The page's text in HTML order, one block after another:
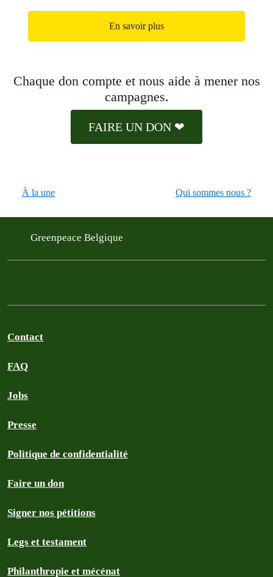
En savoir plus
Chaque don compte et nous aide à mener nos
campagnes.
FAIRE UN DON ❤
À la une Qui sommes nous ?
Greenpeace Belgique
Contact
FAQ
Jobs
Presse
Politique de confidentialité
Faire un don
Signer nos pétitions
Legs et testament
Philanthropie et mécénat